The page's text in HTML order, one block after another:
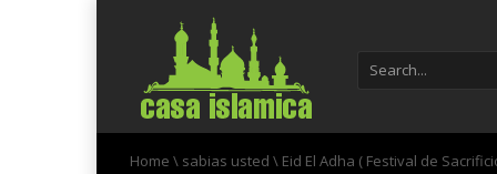
Home \ sabias usted \ Eid El Adha ( Festival de